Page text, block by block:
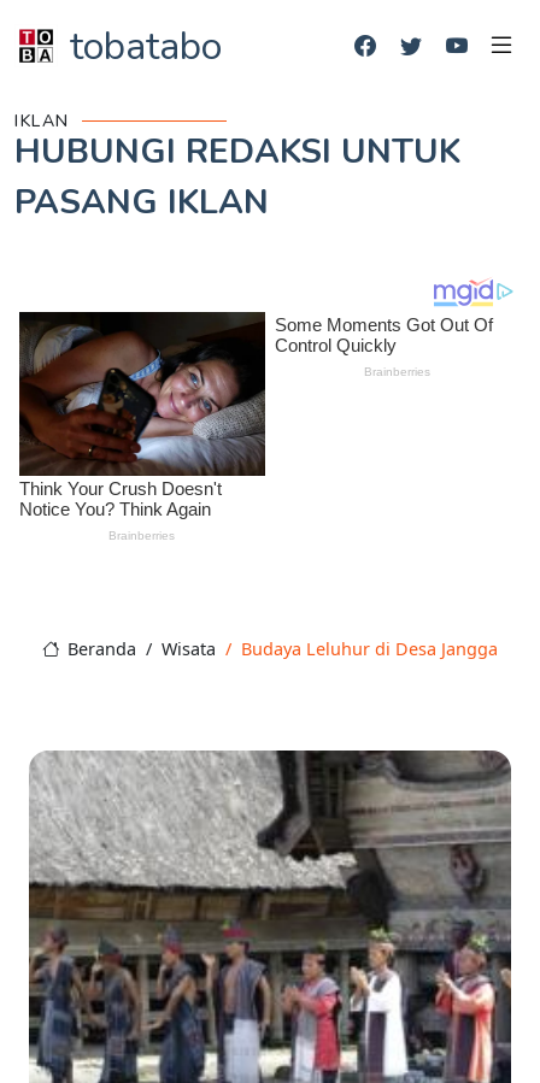
tobatabo
IKLAN
HUBUNGI REDAKSI UNTUK
PASANG IKLAN
Beranda Wisata Budaya Leluhur di Desa Jangga